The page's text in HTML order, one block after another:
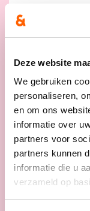
Deze website
We gebruiken
personaliseren,
en om ons
informatie over
partners voor
partners kunnen
informatie die u
verzameld op
Samen
Jurgen
lang
lees